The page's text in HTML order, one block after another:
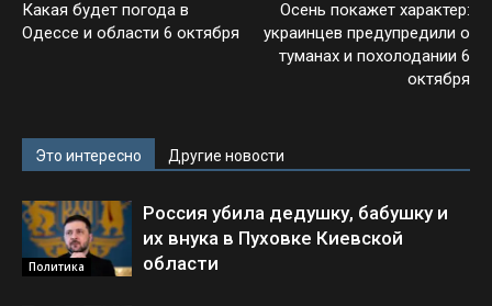
Какая будет погода в
Одессе и области 6 октября
Осень покажет характер:
украинцев предупредили о
туманах и похолодании 6
октября
Это интересно Другие новости
Политика
Россия убила дедушку, бабушку и
их внука в Пуховке Киевской
области